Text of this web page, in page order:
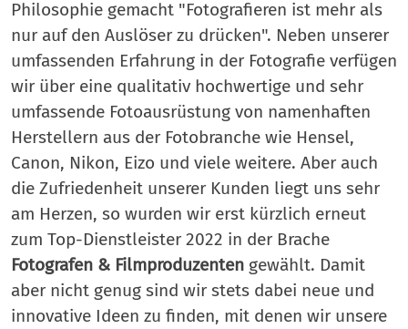
Philosophie gemacht "Fotografieren ist mehr als
nur auf den Auslöser zu drücken". Neben unserer
umfassenden Erfahrung in der Fotografie verfügen
wir über eine qualitativ hochwertige und sehr
umfassende Fotoausrüstung von namenhaften
Herstellern aus der Fotobranche wie Hensel,
Canon, Nikon, Eizo und viele weitere. Aber auch
die Zufriedenheit unserer Kunden liegt uns sehr
am Herzen, so wurden wir erst kürzlich erneut
zum Top-Dienstleister 2022 in der Brache
Fotografen & Filmproduzenten gewählt. Damit
aber nicht genug sind wir stets dabei neue und
innovative Ideen zu finden, mit denen wir unsere